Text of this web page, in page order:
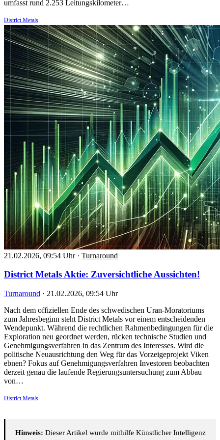
umfasst rund 2.253 Leitungskilometer…
District Metals
21.02.2026, 09:54 Uhr · Turnaround
District Metals Aktie: Zuversichtliche Aussichten!
Turnaround · 21.02.2026, 09:54 Uhr
Nach dem offiziellen Ende des schwedischen Uran-Moratoriums
zum Jahresbeginn steht District Metals vor einem entscheidenden
Wendepunkt. Während die rechtlichen Rahmenbedingungen für die
Exploration neu geordnet werden, rücken technische Studien und
Genehmigungsverfahren in das Zentrum des Interesses. Wird die
politische Neuausrichtung den Weg für das Vorzeigeprojekt Viken
ebnen? Fokus auf Genehmigungsverfahren Investoren beobachten
derzeit genau die laufende Regierungsuntersuchung zum Abbau
von…
District Metals
Hinweis: Dieser Artikel wurde mithilfe Künstlicher Intelligenz